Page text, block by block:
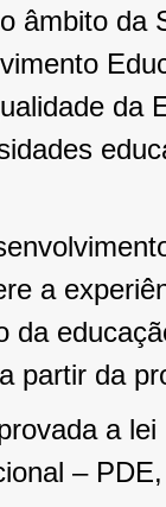
âmbito da
da
a
da
partir da
a
–